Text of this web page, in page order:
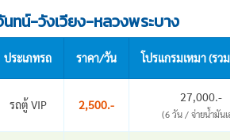
นทน์-วังเวียง-หลวงพระบาง
ประเภทรถ ราคา/วัน โปรแกรมเหมา (รวมน้
รถตู้ VIP 2,500.-
27,000.-
(6 วัน / จ่ายน้ำมันเอง)